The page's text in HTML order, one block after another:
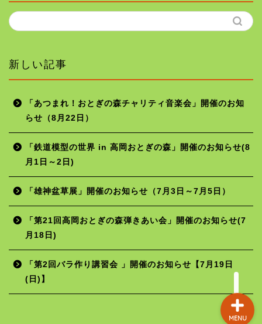
新しい記事
「あつまれ！おとぎの森チャリティ音楽会」開催のお知
らせ（8月22日）
「鉄道模型の世界 in 高岡おとぎの森」開催のお知らせ(8
月1日～2日)
「雄神盆草展」開催のお知らせ（7月3日～7月5日）
「第21回高岡おとぎの森弾きあい会」開催のお知らせ(7
月18日)
「第2回バラ作り講習会 」開催のお知らせ【7月19日
(日)】
MENU
ホーム
年間行事予定
施設の使用料